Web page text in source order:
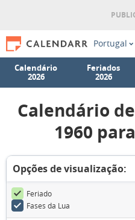
Portugal
Calendário
2026
Feriados
2026
Calendário
1960
Opções de visualização:
Feriado
Fases da Lua